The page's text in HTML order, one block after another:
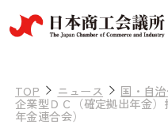
TOP ニュース 国・自
企業型ＤＣ（確定拠出年金
年金連合会）